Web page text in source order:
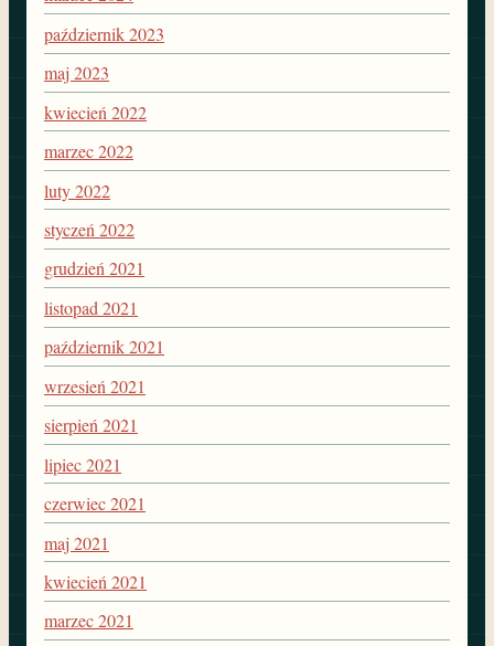
październik 2023
maj 2023
kwiecień 2022
marzec 2022
luty 2022
styczeń 2022
grudzień 2021
listopad 2021
październik 2021
wrzesień 2021
sierpień 2021
lipiec 2021
czerwiec 2021
maj 2021
kwiecień 2021
marzec 2021